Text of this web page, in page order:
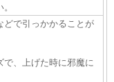
どで引っかかることが
で、上げた時に邪魔に